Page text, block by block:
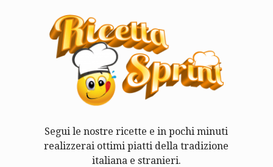
Segui le nostre ricette e in pochi minuti
realizzerai ottimi piatti della tradizione
italiana e stranieri.